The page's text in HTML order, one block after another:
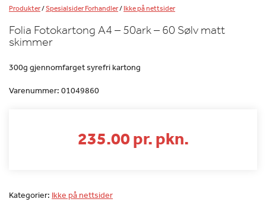
Produkter/Spesialsider Forhandler/Ikke på nettsider
Folia Fotokartong A4 – 50ark – 60 Sølv matt
skimmer
300g gjennomfarget syrefri kartong
Varenummer: 01049860
235.00 pr. pkn.
Kategorier: Ikke på nettsider